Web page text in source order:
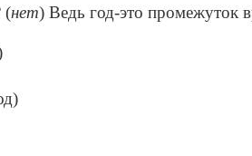
(нет) Ведь год-это промежуток